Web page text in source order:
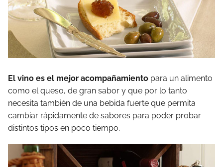
El vino es el mejor acompañamiento para un alimento
como el queso, de gran sabor y que por lo tanto
necesita también de una bebida fuerte que permita
cambiar rápidamente de sabores para poder probar
distintos tipos en poco tiempo.